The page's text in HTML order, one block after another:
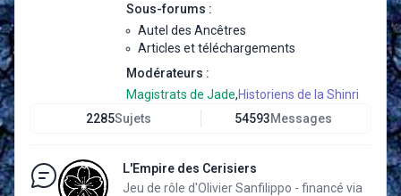
Sous-forums :
Autel des Ancêtres
Articles et téléchargements
Modérateurs :
Magistrats de Jade,Historiens de la Shinri
2285Sujets 54593Messages
L'Empire des Cerisiers
Jeu de rôle d'Olivier Sanfilippo - financé via